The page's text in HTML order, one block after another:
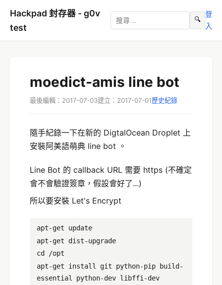
Hackpad 封存器 - g0v
test
🔍
登
入
moedict-amis line bot
最後編輯：2017-07-03建立：2017-07-01歷史紀錄
隨手紀錄一下在新的 DigtalOcean Droplet 上
安裝阿美語萌典 line bot 。
Line Bot 的 callback URL 需要 https (不確定
會不會驗證簽章，假設會好了...)
所以要安裝 Let's Encrypt
apt-get update
apt-get dist-upgrade
cd /opt
apt-get install git python-pip build-
essential python-dev libffi-dev